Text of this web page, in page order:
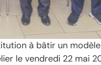
à bâtir un
le vendredi 22 mai